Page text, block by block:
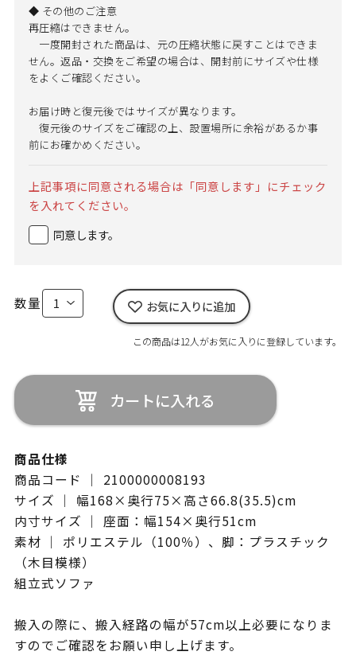
◆ その他のご注意
再圧縮はできません。
一度開封された商品は、元の圧縮状態に戻すことはできま
せん。返品・交換をご希望の場合は、開封前にサイズや仕様
をよくご確認ください。
お届け時と復元後ではサイズが異なります。
復元後のサイズをご確認の上、設置場所に余裕があるか事
前にお確かめください。
上記事項に同意される場合は「同意します」にチェック
を入れてください。
同意します。
数量 お気に入りに追加
この商品は12人がお気に入りに登録しています。
カートに入れる
商品仕様
商品コード ｜ 2100000008193
サイズ ｜ 幅168×奥行75×高さ66.8(35.5)cm
内寸サイズ ｜ 座面：幅154×奥行51cm
素材 ｜ ポリエステル（100％）、脚：プラスチック
（木目模様）
組立式ソファ
搬入の際に、搬入経路の幅が57cm以上必要になりま
すのでご確認をお願い申し上げます。